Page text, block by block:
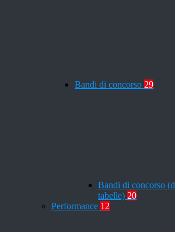
Bandi di concorso 29
Bandi di concorso
tabelle) 20
Performance 12